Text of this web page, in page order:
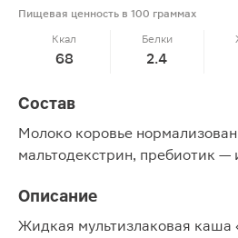
Пищевая ценность в 100 граммах
Ккал
68
Белки
2.4
Состав
Молоко коровье
мальтодекстрин, пребиотик —
Описание
Жидкая мультизлаковая каша